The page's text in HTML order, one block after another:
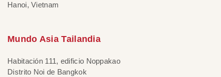
Hanoi, Vietnam
Mundo Asia Tailandia
Habitación 111, edificio Noppakao
Distrito Noi de Bangkok